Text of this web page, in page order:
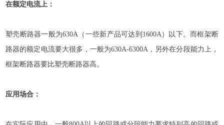
在额定电流上：
塑壳断路器一般为630A（一些新产品可达到1600A）以下。而框架断
路器的额定电流要大很多，一般为630A-6300A，另外在分段能力上，
框架断路器要比塑壳断路器高。
应用场合：